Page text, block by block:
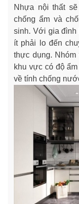
Nhựa nội thất
chống ẩm và
sinh. Với gia đình
ít phải lo đến
thực dụng.
khu vực có độ
về tính chống